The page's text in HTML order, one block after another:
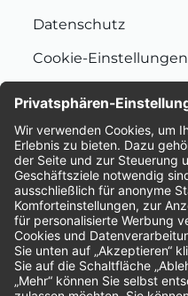
Datenschutz
Cookie-Einstellungen
Bewertungen